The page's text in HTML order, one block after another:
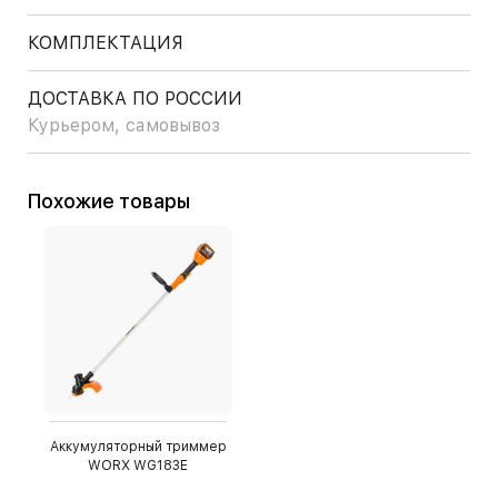
КОМПЛЕКТАЦИЯ
ДОСТАВКА ПО РОССИИ
Курьером, самовывоз
Похожие товары
Аккумуляторный триммер
WORX WG183E